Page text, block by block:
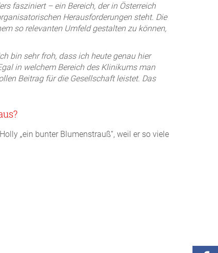
fasziniert – ein Bereich, der in Österreich
Herausforderungen steht. Die
so relevanten Umfeld gestalten zu können,
bin sehr froh, dass ich heute genau hier
in welchem Bereich des Klinikums man
Beitrag für die Gesellschaft leistet. Das
„ein bunter Blumenstrauß“, weil er so viele